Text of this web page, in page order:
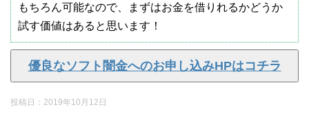
もちろん可能なので、まずはお金を借りれるかどうか
試す価値はあると思います！
優良なソフト闇金へのお申し込みHPはコチラ
投稿日： 2019年10月12日